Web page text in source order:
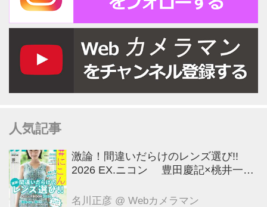
人気記事
激論！間違いだらけのレンズ選び!!
2026 EX.ニコン 豊田慶記×桃井一至
名川正彦 @ Webカメラマン